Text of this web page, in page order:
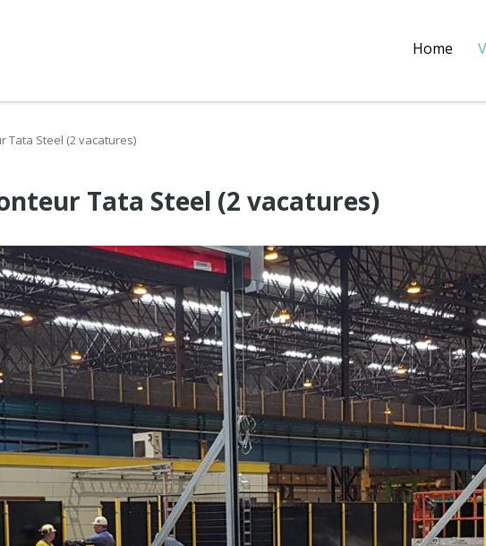
Home
Tata Steel (2 vacatures)
Tata Steel (2 vacatures)